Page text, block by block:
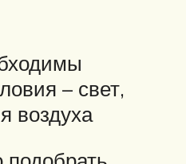
– свет,
воздуха